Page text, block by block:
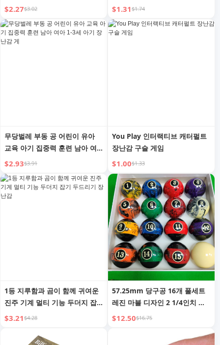
임 틱톡 데스크탑 소형 게임 장
난감 엔터테인먼트 재미
$2.27$3.02
난감 물 주입 학습 새 소리 유아
불기
$1.31$1.74
무당벌레 부동 공 어린이 유아
교육 아기 집중력 훈련 남아 여
아 1-3세 아기 장난감 게
$2.93$3.91
You Play 인터랙티브 캐터펄트
장난감 구슬 게임
$1.00$1.33
1등 지루함과 곰이 함께 귀여운
진주 기계 멀티 기능 두더지 잡
기 두드리기 장난감
$3.21$4.28
57.25mm 당구공 16개 풀세트
레진 마블 디자인 2 1/4인치 당
구 큐볼 액세서리
$12.50$16.75